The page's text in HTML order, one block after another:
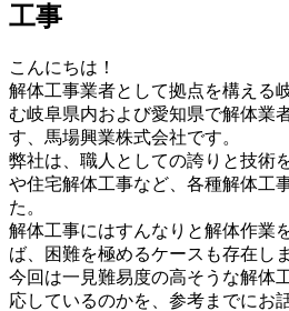
工事
こんにちは！
解体工事業者として拠点を構える
む岐阜県内および愛知県で解体業
す、馬場興業株式会社です。
弊社は、職人としての誇りと技術
や住宅解体工事など、各種解体工
た。
解体工事にはすんなりと解体作業
ば、困難を極めるケースも存在しま
今回は一見難易度の高そうな解体
応しているのかを、参考までにお